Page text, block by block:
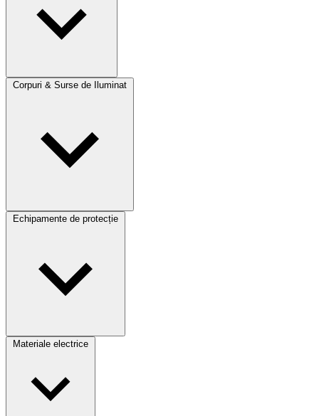
Corpuri & Surse de Iluminat
Echipamente de protecție
Materiale electrice